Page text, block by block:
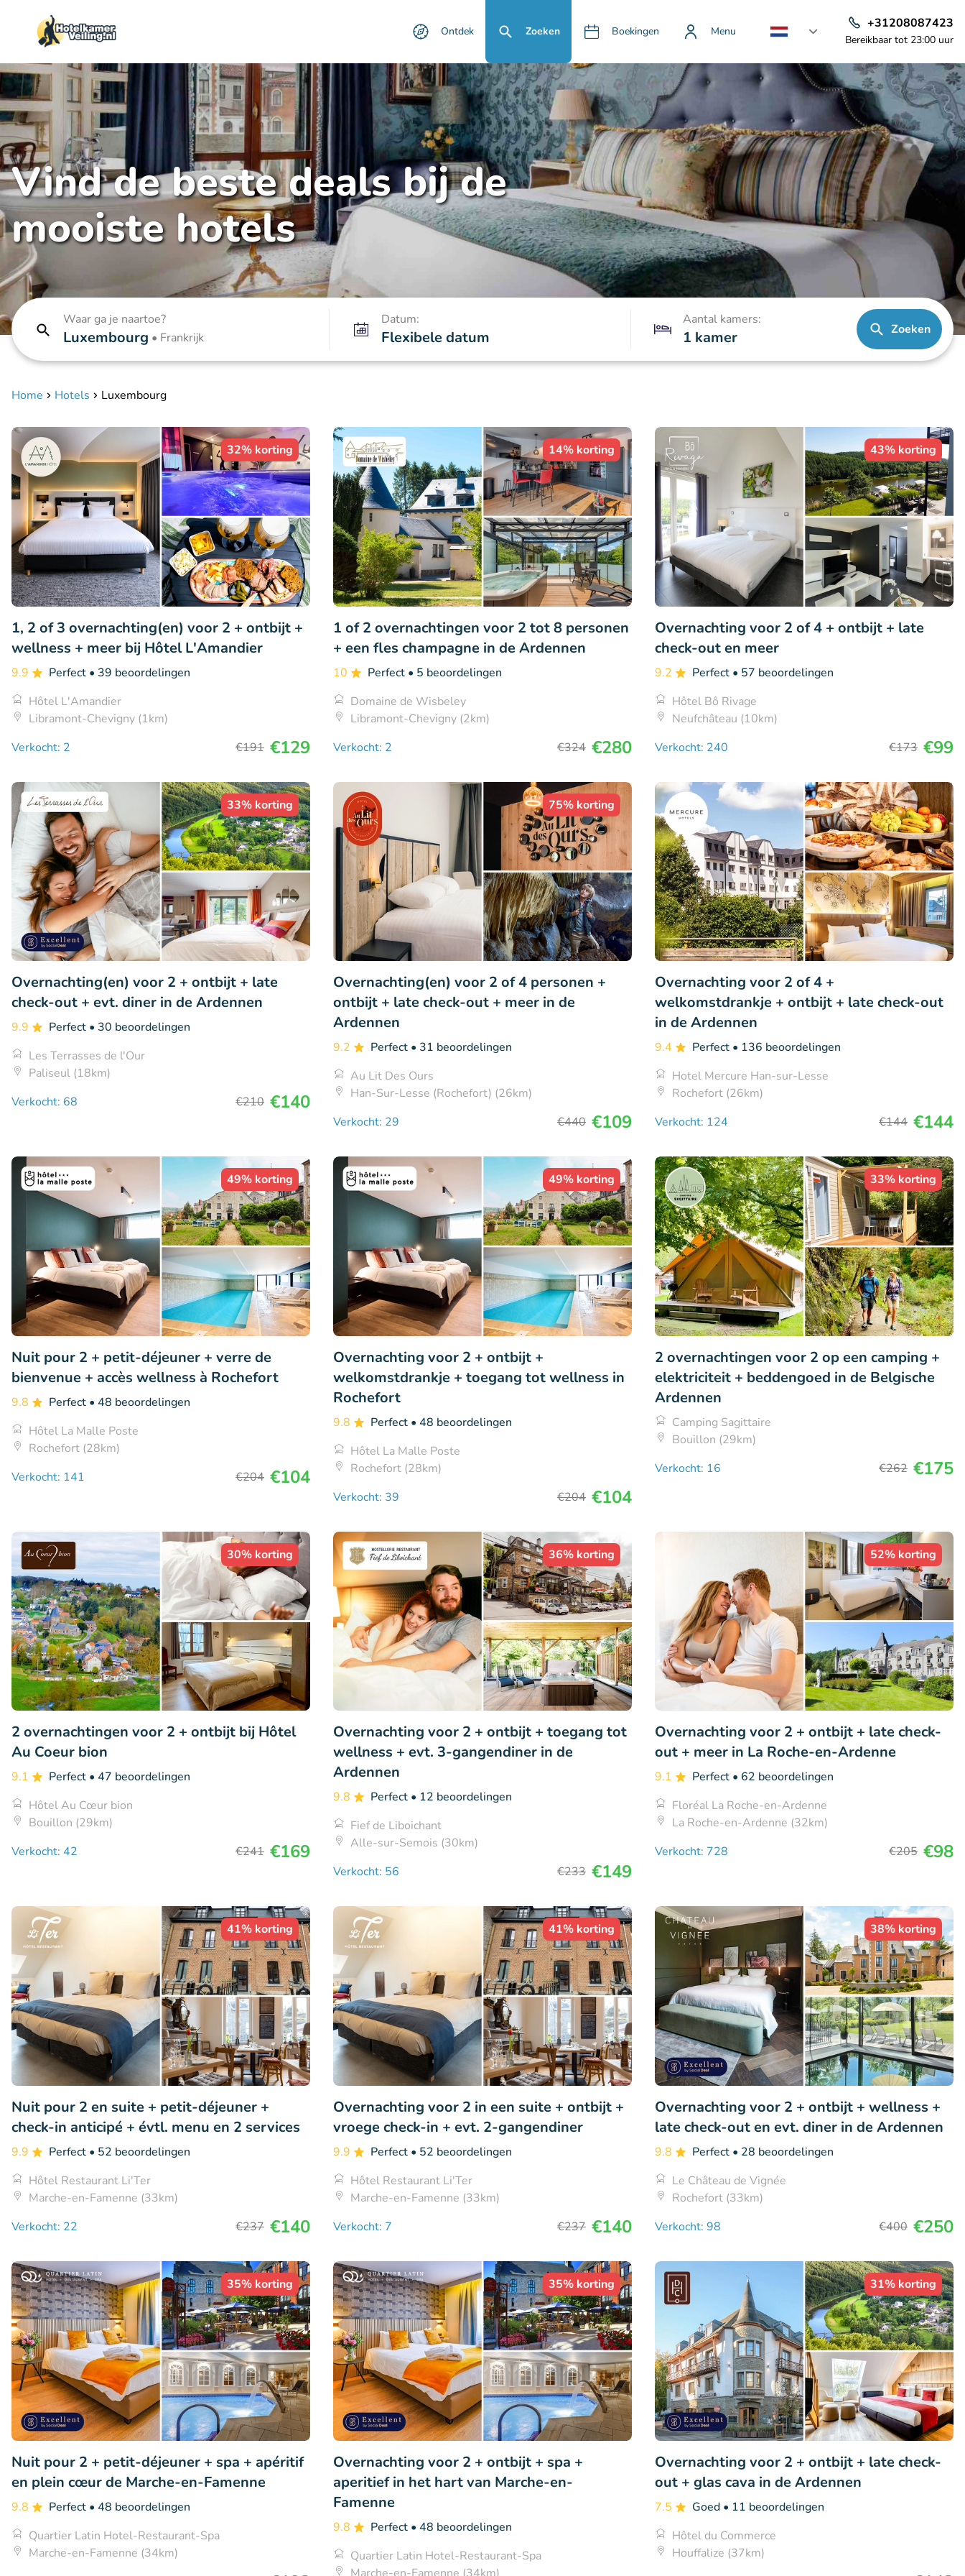
Ontdek Zoeken Boekingen Menu
+31208087423
Bereikbaar tot 23:00 uur
Vind de beste deals bij de
mooiste hotels
Waar ga je naartoe?
Luxembourg • Frankrijk
Datum:
Flexibele datum
Aantal kamers:
1 kamer Zoeken
Home Hotels Luxembourg
32% korting
1, 2 of 3 overnachting(en) voor 2 + ontbijt +
wellness + meer bij Hôtel L'Amandier
9.9 Perfect • 39 beoordelingen
Hôtel L'Amandier
Libramont-Chevigny (1km)
Verkocht: 2
€191 €129
14% korting
1 of 2 overnachtingen voor 2 tot 8 personen
+ een fles champagne in de Ardennen
10 Perfect • 5 beoordelingen
Domaine de Wisbeley
Libramont-Chevigny (2km)
Verkocht: 2
€324 €280
43% korting
Overnachting voor 2 of 4 + ontbijt + late
check-out en meer
9.2 Perfect • 57 beoordelingen
Hôtel Bô Rivage
Neufchâteau (10km)
Verkocht: 240
€173 €99
33% korting
Overnachting(en) voor 2 + ontbijt + late
check-out + evt. diner in de Ardennen
9.9 Perfect • 30 beoordelingen
Les Terrasses de l'Our
Paliseul (18km)
Verkocht: 68
€210 €140
75% korting
Overnachting(en) voor 2 of 4 personen +
ontbijt + late check-out + meer in de
Ardennen
9.2 Perfect • 31 beoordelingen
Au Lit Des Ours
Han-Sur-Lesse (Rochefort) (26km)
Verkocht: 29
€440 €109
Overnachting voor 2 of 4 +
welkomstdrankje + ontbijt + late check-out
in de Ardennen
9.4 Perfect • 136 beoordelingen
Hotel Mercure Han-sur-Lesse
Rochefort (26km)
Verkocht: 124
€144 €144
49% korting
Nuit pour 2 + petit-déjeuner + verre de
bienvenue + accès wellness à Rochefort
9.8 Perfect • 48 beoordelingen
Hôtel La Malle Poste
Rochefort (28km)
Verkocht: 141
€204 €104
49% korting
Overnachting voor 2 + ontbijt +
welkomstdrankje + toegang tot wellness in
Rochefort
9.8 Perfect • 48 beoordelingen
Hôtel La Malle Poste
Rochefort (28km)
Verkocht: 39
€204 €104
33% korting
2 overnachtingen voor 2 op een camping +
elektriciteit + beddengoed in de Belgische
Ardennen
Camping Sagittaire
Bouillon (29km)
Verkocht: 16
€262 €175
30% korting
2 overnachtingen voor 2 + ontbijt bij Hôtel
Au Coeur bion
9.1 Perfect • 47 beoordelingen
Hôtel Au Cœur bion
Bouillon (29km)
Verkocht: 42
€241 €169
36% korting
Overnachting voor 2 + ontbijt + toegang tot
wellness + evt. 3-gangendiner in de
Ardennen
9.8 Perfect • 12 beoordelingen
Fief de Liboichant
Alle-sur-Semois (30km)
Verkocht: 56
€233 €149
52% korting
Overnachting voor 2 + ontbijt + late check-
out + meer in La Roche-en-Ardenne
9.1 Perfect • 62 beoordelingen
Floréal La Roche-en-Ardenne
La Roche-en-Ardenne (32km)
Verkocht: 728
€205 €98
41% korting
Nuit pour 2 en suite + petit-déjeuner +
check-in anticipé + évtl. menu en 2 services
9.9 Perfect • 52 beoordelingen
Hôtel Restaurant Li'Ter
Marche-en-Famenne (33km)
Verkocht: 22
€237 €140
41% korting
Overnachting voor 2 in een suite + ontbijt +
vroege check-in + evt. 2-gangendiner
9.9 Perfect • 52 beoordelingen
Hôtel Restaurant Li'Ter
Marche-en-Famenne (33km)
Verkocht: 7
€237 €140
38% korting
Overnachting voor 2 + ontbijt + wellness +
late check-out en evt. diner in de Ardennen
9.8 Perfect • 28 beoordelingen
Le Château de Vignée
Rochefort (33km)
Verkocht: 98
€400 €250
35% korting
Nuit pour 2 + petit-déjeuner + spa + apéritif
en plein cœur de Marche-en-Famenne
9.8 Perfect • 48 beoordelingen
Quartier Latin Hotel-Restaurant-Spa
Marche-en-Famenne (34km)
35% korting
Overnachting voor 2 + ontbijt + spa +
aperitief in het hart van Marche-en-
Famenne
9.8 Perfect • 48 beoordelingen
Quartier Latin Hotel-Restaurant-Spa
Marche-en-Famenne (34km)
31% korting
Overnachting voor 2 + ontbijt + late check-
out + glas cava in de Ardennen
7.5 Goed • 11 beoordelingen
Hôtel du Commerce
Houffalize (37km)